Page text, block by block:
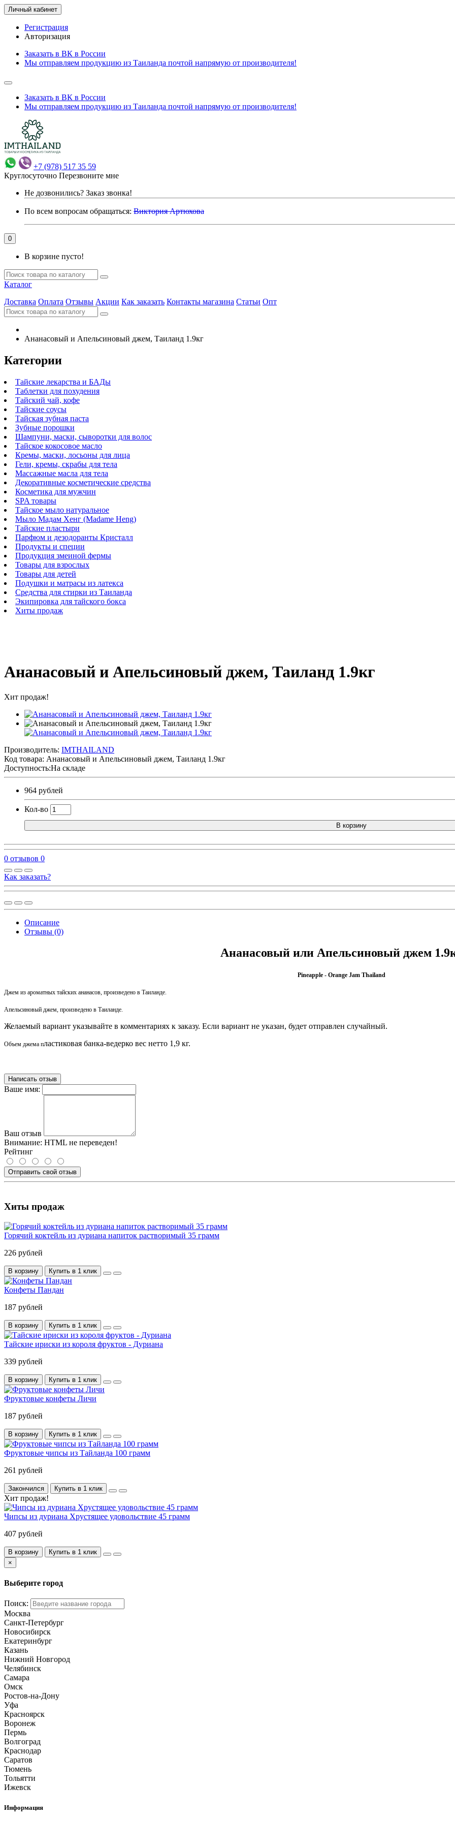
Личный кабинет
Регистрация
Авторизация
Заказать в ВК в России
Мы отправляем продукцию из Таиланда почтой напрямую от производителя!
Заказать в ВК в России
Мы отправляем продукцию из Таиланда почтой напрямую от производителя!
+7 (978) 517 35 59
Круглосуточно Перезвоните мне
Не дозвонились? Заказ звонка!
По всем вопросам обращаться: Виктория Артюхова
0
В корзине пусто!
Каталог
Доставка Оплата Отзывы Акции Как заказать Контакты магазина Статьи Опт
Ананасовый и Апельсиновый джем, Таиланд 1.9кг
Категории
Тайские лекарства и БАДы
Таблетки для похудения
Тайский чай, кофе
Тайские соусы
Тайская зубная паста
Зубные порошки
Шампуни, маски, сыворотки для волос
Тайское кокосовое масло
Кремы, маски, лосьоны для лица
Гели, кремы, скрабы для тела
Массажные масла для тела
Декоративные косметические средства
Косметика для мужчин
SPA товары
Тайское мыло натуральное
Мыло Мадам Хенг (Madame Heng)
Тайские пластыри
Парфюм и дезодоранты Кристалл
Продукты и специи
Продукция змеиной фермы
Товары для взрослых
Товары для детей
Подушки и матрасы из латекса
Средства для стирки из Таиланда
Экипировка для тайского бокса
Хиты продаж
Ананасовый и Апельсиновый джем, Таиланд 1.9кг
Хит продаж!
Производитель: IMTHAILAND
Код товара: Ананасовый и Апельсиновый джем, Таиланд 1.9кг
Доступность:На складе
964 рублей
Кол-во
В корзину
0 отзывов 0
Как заказать?
Описание
Отзывы (0)
Ананасовый или Апельсиновый джем
Pineapple - Orange Jam Thailand
Джем из ароматных тайских ананасов, произведено в Таиланде.
Апельсиновый джем, произведено в Таиланде.
Желаемый вариант указывайте в комментариях к заказу. Если вариант не указан, будет отправлен случайный.
Объем джема пластиковая банка-ведерко вес нетто 1,9 кг.
Написать отзыв
Ваше имя:
Ваш отзыв
Внимание: HTML не переведен!
Рейтинг
Отправить свой отзыв
Хиты продаж
Горячий коктейль из дуриана напиток растворимый 35 грамм
226 рублей
В корзину Купить в 1 клик
Конфеты Пандан
187 рублей
В корзину Купить в 1 клик
Тайские ириски из короля фруктов - Дуриана
339 рублей
В корзину Купить в 1 клик
Фруктовые конфеты Личи
187 рублей
В корзину Купить в 1 клик
Фруктовые чипсы из Тайланда 100 грамм
261 рублей
Закончился Купить в 1 клик
Хит продаж!
Чипсы из дуриана Хрустящее удовольствие 45 грамм
407 рублей
В корзину
Купить в 1 клик
×
Выберите город
Поиск:
Москва
Санкт-Петербург
Новосибирск
Екатеринбург
Казань
Нижний Новгород
Челябинск
Самара
Омск
Ростов-на-Дону
Уфа
Красноярск
Воронеж
Пермь
Волгоград
Краснодар
Саратов
Тюмень
Тольятти
Ижевск
Информация